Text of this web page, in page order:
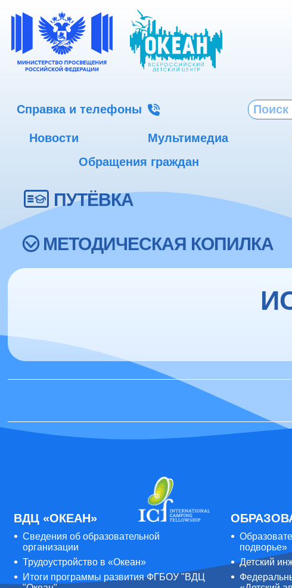
Справка и телефоны
Новости Мультимедиа
Обращения граждан
ПУТЁВКА
МЕТОДИЧЕСКАЯ КОПИЛКА
ВДЦ «ОКЕАН»
Сведения об образовательной
организации
Трудоустройство в «Океан»
Итоги программы развития ФГБОУ "ВДЦ
подворье»
Детский